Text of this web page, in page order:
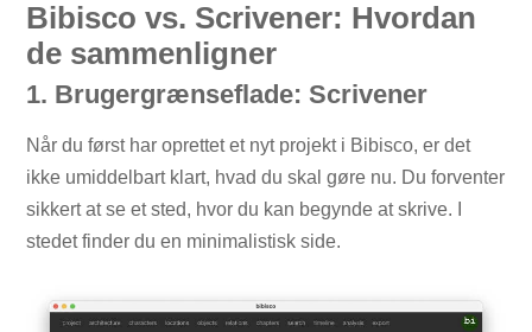
Bibisco vs. Scrivener: Hvordan
de sammenligner
1. Brugergrænseflade: Scrivener
Når du først har oprettet et nyt projekt i Bibisco, er det
ikke umiddelbart klart, hvad du skal gøre nu. Du forventer
sikkert at se et sted, hvor du kan begynde at skrive. I
stedet finder du en minimalistisk side.